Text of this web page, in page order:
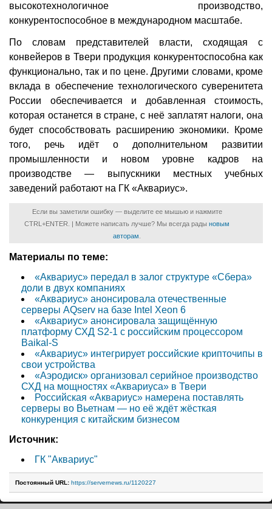
высокотехнологичное производство,
конкурентоспособное в международном масштабе.
По словам представителей власти, сходящая с
конвейеров в Твери продукция конкурентоспособна как
функционально, так и по цене. Другими словами, кроме
вклада в обеспечение технологического суверенитета
России обеспечивается и добавленная стоимость,
которая останется в стране, с неё заплатят налоги, она
будет способствовать расширению экономики. Кроме
того, речь идёт о дополнительном развитии
промышленности и новом уровне кадров на
производстве — выпускники местных учебных
заведений работают на ГК «Аквариус».
Если вы заметили ошибку — выделите ее мышью и нажмите
CTRL+ENTER. | Можете написать лучше? Мы всегда рады новым
авторам.
Материалы по теме:
«Аквариус» передал в залог структуре «Сбера»
доли в двух компаниях
«Аквариус» анонсировала отечественные
серверы AQserv на базе Intel Xeon 6
«Аквариус» анонсировала защищённую
платформу СХД S2-1 с российским процессором
Baikal-S
«Аквариус» интегрирует российские крипточипы в
свои устройства
«Аэродиск» организовал серийное производство
СХД на мощностях «Аквариуса» в Твери
Российская «Аквариус» намерена поставлять
серверы во Вьетнам — но её ждёт жёсткая
конкуренция с китайским бизнесом
Источник:
ГК "Аквариус"
Постоянный URL: https://servernews.ru/1120227